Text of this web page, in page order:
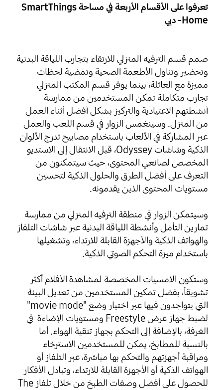
تعرفوا على الأقسام الأربعة في مساحة SmartThings
Home- دبي
صمم قسم الترفيه المنزلي للارتقاء بتجارب اللياقة البدنية
وتحضير وتناول الأطعمة الصحية وتمضية لحظات
مميزة مع العائلة، بينما يوفر قسم المكتب المنزلي
تجارب متكاملة تمكن المستخدمين من ممارسة
أنشطتهم الاعتيادية والتركيز بشكل أفضل أثناء العمل
من المنزل. وسينغمس الزوار في قسم اللعب والعمل
عبر المشاركة في الألعاب باستخدام مصابيح تدرج الألوان
الذكية وشاشات Odyssey، قبل الانتقال إلى
الاستديو
المخصص لصانعي المحتوى، حيث سيتمكنون من
التعرف على أفضل الطرق والحلول الذكية لتحسين
مستويات المحتوى الذين يقدمونه.
وسيتمكن الزوار في منطقة الترفيه المنزلي من ممارسة
تمارين التأمل وأنشطة اللياقة البدنية عبر شاشات التلفاز
والهواتف الذكية والأجهزة القابلة للارتداء، وتشغيلها
باستخدام ميزة التحكم الصوتي الذكية.
وستكون الأمسيات المخصصة لمشاهدة الأفلام أكثر
تشويقاً، بفضل تمكين المستخدمين من تعديل البيئة
التي يتواجدون فيها عبر اختيار وضع "movie mode"
لضبط جهاز عرض Freestyle ومستويات الإضاءة في
الغرفة، بالإضافة إلى التحكم بجهاز تنقية الهواء. أما
بالنسبة للمطابخ، يمكن للمستخدمين الاسترخاء
ومراقبة أجهزتهم والتحكم بها مباشرة، عبر التلفاز أو
الهواتف الذكية أو الأجهزة القابلة للارتداء، وتبادل الأفكار
للحصول على أفضل وصفات الطبخ من خلال تلفاز The